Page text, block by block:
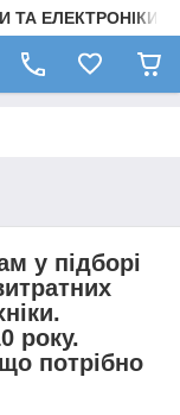
ТА ЕЛЕКТРОНІКИ
у підборі
року.
потрібно